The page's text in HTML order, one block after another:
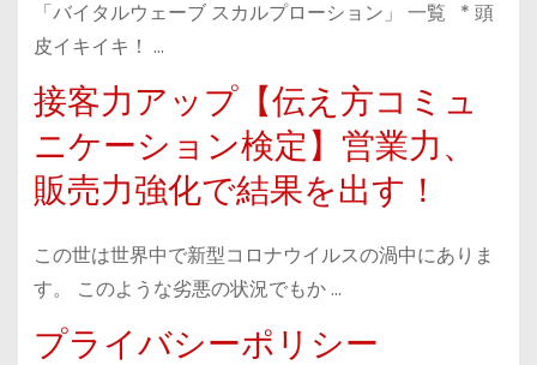
「バイタルウェーブ スカルプローション」 一覧 * 頭
皮イキイキ！ …
接客力アップ【伝え方コミュ
ニケーション検定】営業力、
販売力強化で結果を出す！
この世は世界中で新型コロナウイルスの渦中にありま
す。 このような劣悪の状況でもか …
プライバシーポリシー